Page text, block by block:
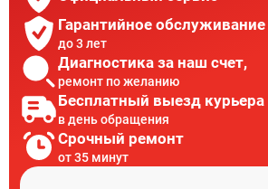
Гарантийное обслуживание
до 3 лет
Диагностика за наш счет,
ремонт по желанию
Бесплатный выезд курьера
в день обращения
Срочный ремонт
от 35 минут